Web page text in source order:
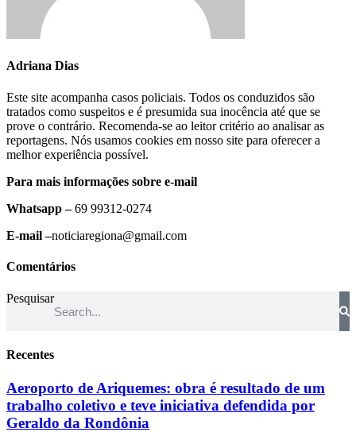
Adriana Dias
Este site acompanha casos policiais. Todos os conduzidos são
tratados como suspeitos e é presumida sua inocência até que se
prove o contrário. Recomenda-se ao leitor critério ao analisar as
reportagens. Nós usamos cookies em nosso site para oferecer a
melhor experiência possível.
Para mais informações sobre e-mail
Whatsapp –69 99312-0274
E-mail –noticiaregiona@gmail.com
Comentários
Pesquisar
Recentes
Aeroporto de Ariquemes: obra é resultado de um
trabalho coletivo e teve iniciativa defendida por
Geraldo da Rondônia